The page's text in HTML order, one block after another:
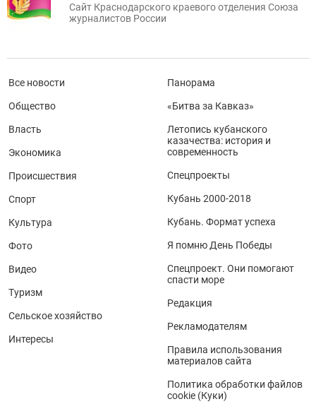
Сайт Краснодарского краевого отделения Союза
журналистов России
Все новости
Общество
Власть
Экономика
Происшествия
Спорт
Культура
Фото
Видео
Туризм
Сельское хозяйство
Интересы
Панорама
«Битва за Кавказ»
Летопись кубанского
казачества: история и
современность
Спецпроекты
Кубань 2000-2018
Кубань. Формат успеха
Я помню День Победы
Спецпроект. Они помогают
спасти море
Редакция
Рекламодателям
Правила использования
материалов сайта
Политика обработки файлов
cookie (Куки)